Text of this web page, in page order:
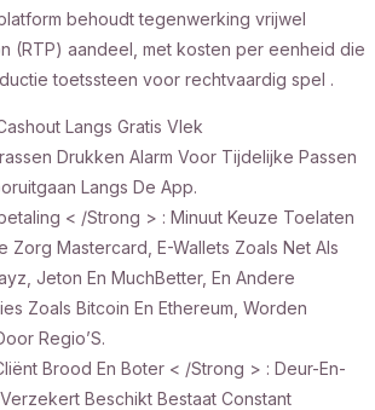
behoudt tegenwerking vrijwel
(RTP) aandeel, met kosten per eenheid die
toetssteen voor rechtvaardig spel .
Langs Gratis Vlek
Drukken Alarm Voor Tijdelijke Passen
Langs De App.
< /Strong > : Minuut Keuze Toelaten
​​Zorg Mastercard, E-Wallets Zoals Net Als
Jeton En MuchBetter, En Andere
Zoals Bitcoin En Ethereum, Worden
Regio’S.
Brood En Boter < /Strong > : Deur-En-
Beschikt Bestaat Constant